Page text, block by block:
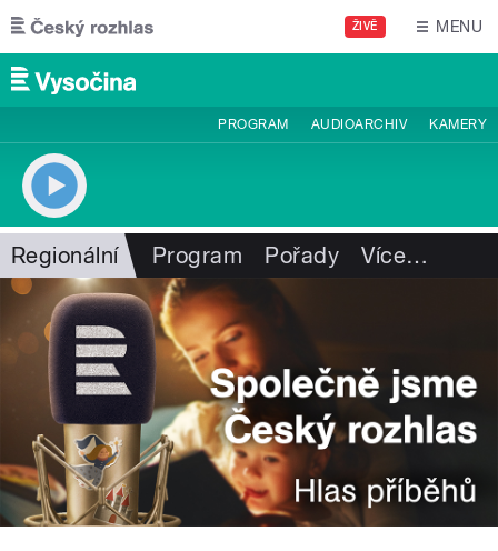
Přejít k hlavnímu obsahu
ŽIVĚ MENU
PROGRAM AUDIOARCHIV KAMERY
Regionální Program Pořady Více…